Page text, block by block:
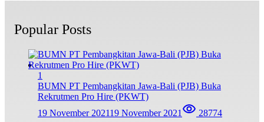
Popular Posts
1
BUMN PT Pembangkitan Jawa-Bali (PJB) Buka
Rekrutmen Pro Hire (PKWT)
19 November 202119 November 2021 28774